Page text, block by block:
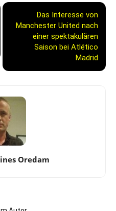
Das Interesse von
Manchester United nach
einer spektakulären
Saison bei Atlético
Madrid
Oredam